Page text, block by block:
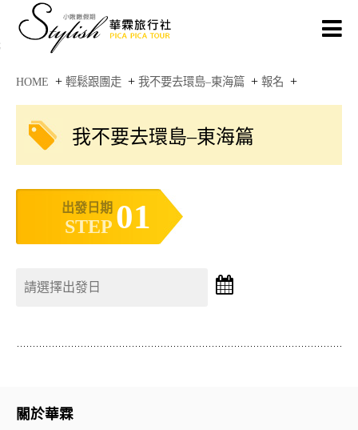
HOME + 輕鬆跟團走 + 我不要去環島–東海篇 + 報名 +
我不要去環島–東海篇
出發日期
STEP 01
關於華霖